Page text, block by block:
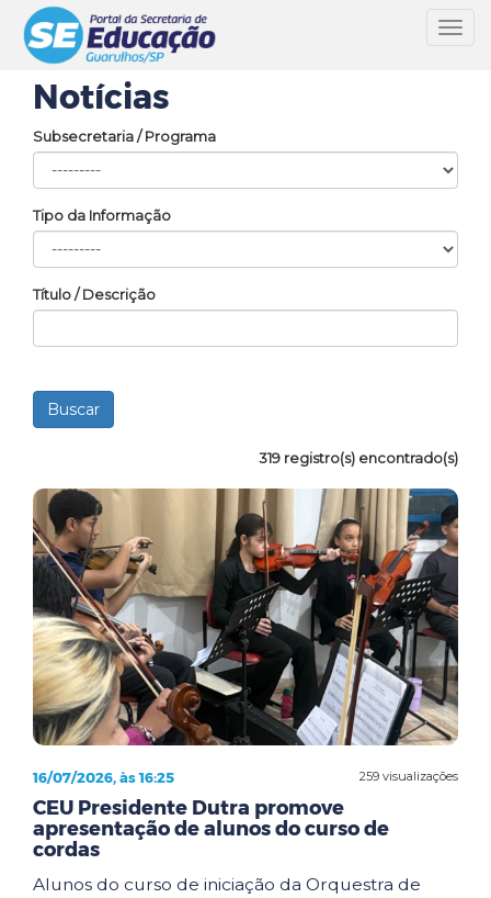
Notícias
Subsecretaria / Programa
Tipo da Informação
Título / Descrição
319 registro(s) encontrado(s)
259 visualizações
16/07/2026, às 16:25
CEU Presidente Dutra promove
apresentação de alunos do curso de
cordas
Alunos do curso de iniciação da Orquestra de